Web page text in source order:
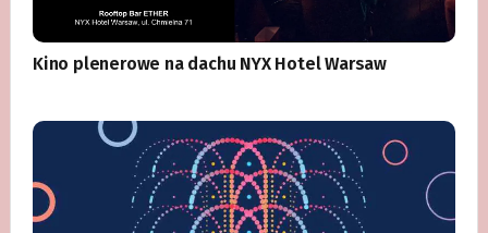
Kino plenerowe na dachu NYX Hotel Warsaw